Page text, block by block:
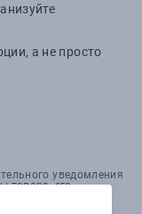
а не просто
уведомления
товара, его